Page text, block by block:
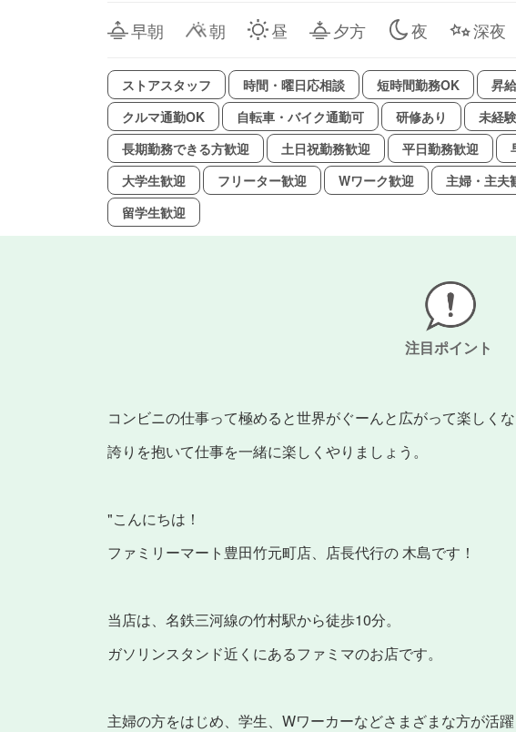
早朝 朝 昼 夕方 夜 深夜
ストアスタッフ 時間・曜日応相談 短時間勤務OK
昇
クルマ通勤OK
自転車・バイク通勤可 研修あり
未経
長期勤務できる方歓迎
土日祝勤務歓迎 平日勤務歓迎
大学生歓迎
フリーター歓迎 Wワーク歓迎
主婦・主夫
留学生歓迎
注目ポイント
コンビニの仕事って極めると世界がぐーんと広がって楽しく
誇りを抱いて仕事を一緒に楽しくやりましょう。
"こんにちは！
ファミリーマート豊田竹元町店、店長代行の 木島です！
当店は、名鉄三河線の竹村駅から徒歩10分。
ガソリンスタンド近くにあるファミマのお店です。
主婦の方をはじめ、学生、Wワーカーなどさまざまな方が活